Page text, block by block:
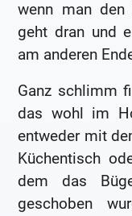
wenn man
geht dran und
am anderen
Ganz schlimm
das wohl im
entweder mit
Küchentisch
dem das
geschoben